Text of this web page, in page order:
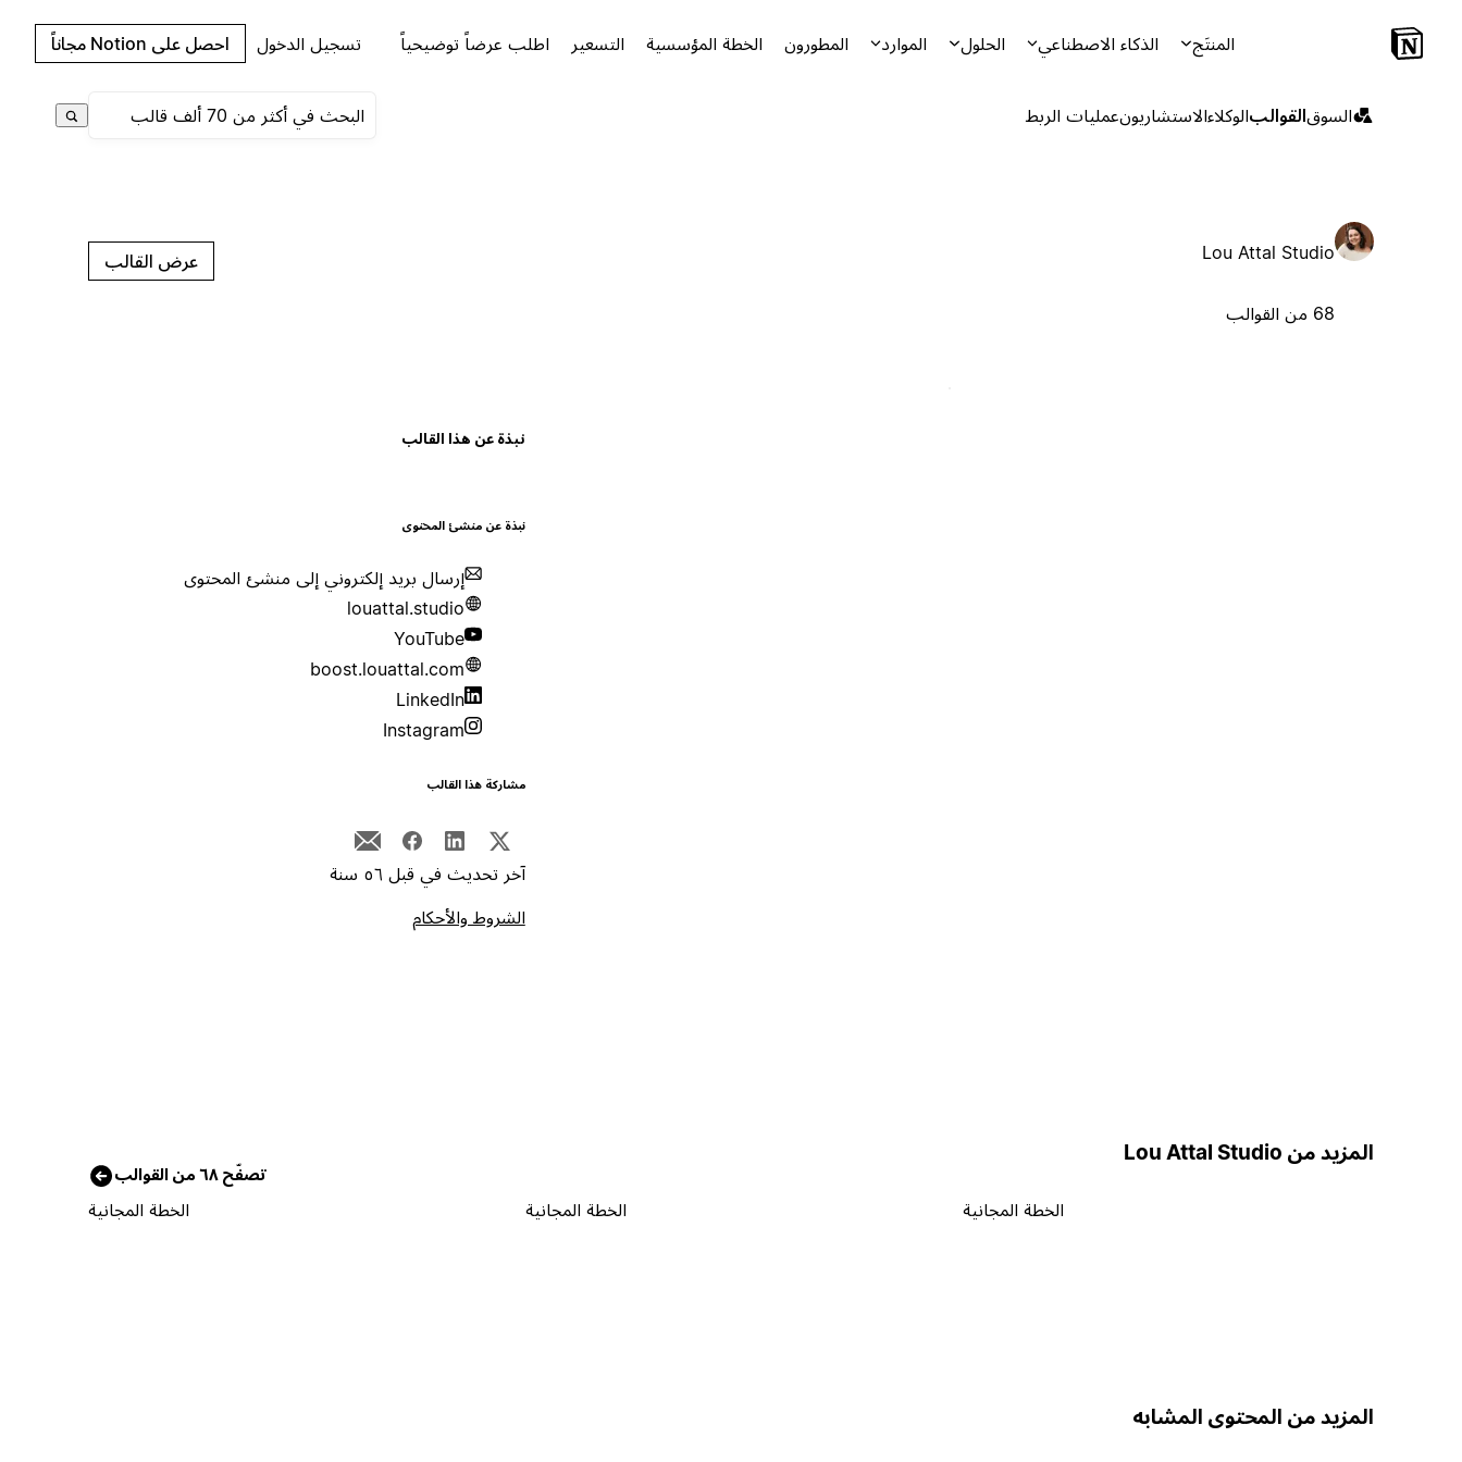
المنتَج الذكاء الاصطناعي الحلول الموارد المطورون الخطة المؤسسية التسعير اطلب عرضاً توضيحياً تسجيل الدخول احصل على Notion مجاناً
السوقالقوالبالوكلاءالاستشاريونعمليات الربط
Lou Attal Studio
68 من القوالب
عرض القالب
نبذة عن هذا القالب
نبذة عن منشئ المحتوى
إرسال بريد إلكتروني إلى منشئ المحتوى
louattal.studio
YouTube
boost.louattal.com
LinkedIn
Instagram
مشاركة هذا القالب
آخر تحديث في قبل ٥٦ سنة
الشروط والأحكام
المزيد من Lou Attal Studio
تصفّح ٦٨ من القوالب
الخطة المجانية الخطة المجانية الخطة المجانية
المزيد من المحتوى المشابه